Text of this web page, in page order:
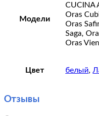
Модели
CUCINA
Oras
Oras
Saga,
Oras
Цвет белый,
Отзывы